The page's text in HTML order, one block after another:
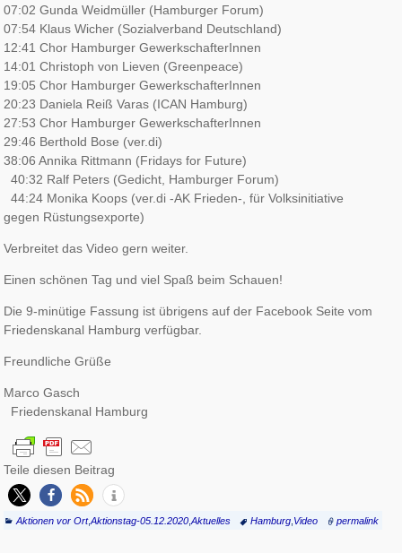
07:02 Gunda Weidmüller (Hamburger Forum)
07:54 Klaus Wicher (Sozialverband Deutschland)
12:41 Chor Hamburger GewerkschafterInnen
14:01 Christoph von Lieven (Greenpeace)
19:05 Chor Hamburger GewerkschafterInnen
20:23 Daniela Reiß Varas (ICAN Hamburg)
27:53 Chor Hamburger GewerkschafterInnen
29:46 Berthold Bose (ver.di)
38:06 Annika Rittmann (Fridays for Future)
40:32 Ralf Peters (Gedicht, Hamburger Forum)
44:24 Monika Koops (ver.di -AK Frieden-, für Volksinitiative
gegen Rüstungsexporte)
Verbreitet das Video gern weiter.
Einen schönen Tag und viel Spaß beim Schauen!
Die 9-minütige Fassung ist übrigens auf der Facebook Seite vom
Friedenskanal Hamburg verfügbar.
Freundliche Grüße
Marco Gasch
Friedenskanal Hamburg
Teile diesen Beitrag
Aktionen vor Ort,Aktionstag-05.12.2020 ,Aktuelles Hamburg, Video permalink